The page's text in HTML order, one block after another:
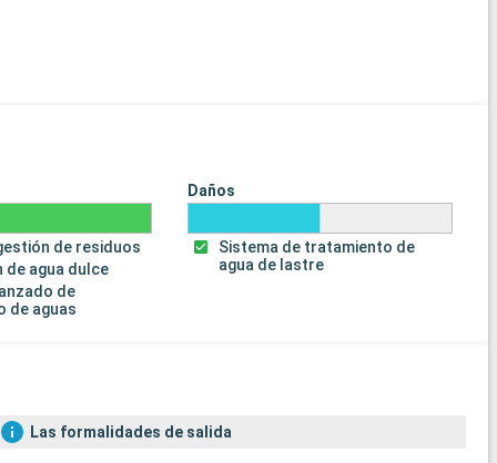
de residuos
de agua dulce
de
de aguas
Daños
Sistema de tratamiento de
agua de lastre
Las formalidades de salida